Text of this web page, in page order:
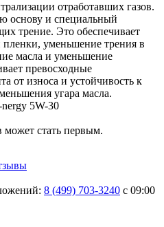
отработавших газов.
основу и специальный
трение. Это обеспечивает
уменьшение трения в
масла и уменьшение
превосходные
от износа и устойчивость к
угара масла.
5W-30
стать первым.
8 (499) 703-3240 с 09:00